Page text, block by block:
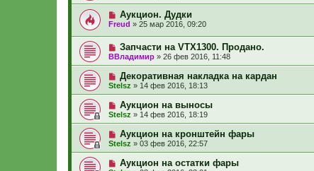
Аукцион. Дудки
Freud » 25 мар 2016, 09:20
Запчасти на VTX1300. Продано.
ВВладимир » 26 фев 2016, 11:48
Декоративная накладка на кардан
Stelsz » 14 фев 2016, 18:13
Аукцион на выносы
Stelsz » 14 фев 2016, 18:19
Аукцион на кронштейн фары
Stelsz » 03 фев 2016, 22:57
Аукцион на остатки фары